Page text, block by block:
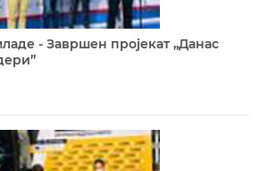
- Завршен пројекат „Данас